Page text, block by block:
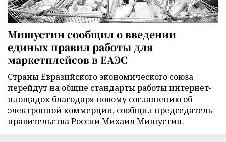
Мишустин сообщил о введении
единых правил работы для
маркетплейсов в ЕАЭС
Страны Евразийского экономического союза
перейдут на общие стандарты работы интернет-
площадок благодаря новому соглашению об
электронной коммерции, сообщил председатель
правительства России Михаил Мишустин.